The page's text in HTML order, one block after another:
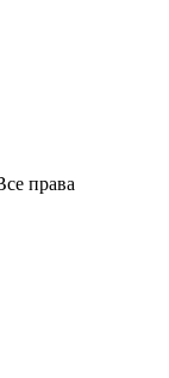
права